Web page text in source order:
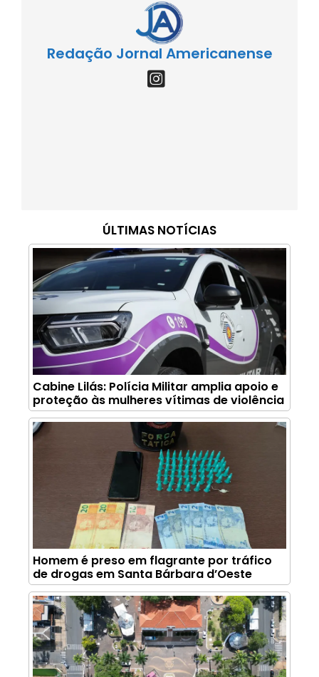
Redação Jornal Americanense
ÚLTIMAS NOTÍCIAS
Cabine Lilás: Polícia Militar amplia apoio e
proteção às mulheres vítimas de violência
Homem é preso em flagrante por tráfico
de drogas em Santa Bárbara d’Oeste